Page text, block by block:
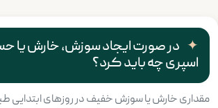
در صورت ایجاد سوزش، خارش یا
اسپری چه باید کرد؟
مقداری خارش یا سوزش خفیف در روزهای ابتدایی